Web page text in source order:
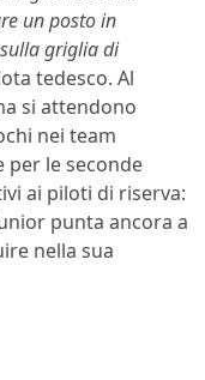
un posto in
griglia di
tedesco. Al
si attendono
nei team
per le seconde
ai piloti di riserva:
punta ancora a
nella sua